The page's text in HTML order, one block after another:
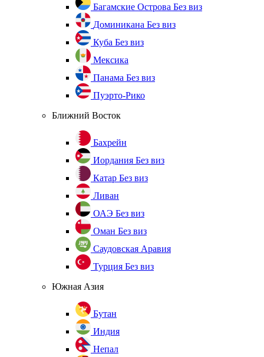
Багамские Острова Без виз
Доминикана Без виз
Куба Без виз
Мексика
Панама Без виз
Пуэрто-Рико
Ближний Восток
Бахрейн
Иордания Без виз
Катар Без виз
Ливан
ОАЭ Без виз
Оман Без виз
Саудовская Аравия
Турция Без виз
Южная Азия
Бутан
Индия
Непал